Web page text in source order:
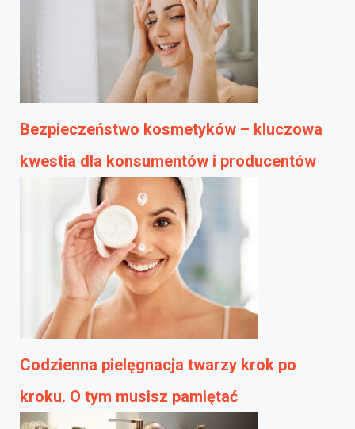
Bezpieczeństwo kosmetyków – kluczowa
kwestia dla konsumentów i producentów
Codzienna pielęgnacja twarzy krok po
kroku. O tym musisz pamiętać